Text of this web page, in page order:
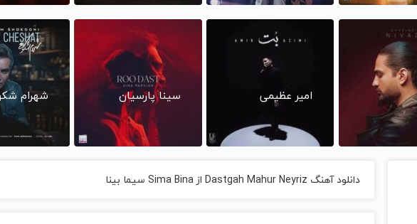
امیر عظیمی سینا پارسیان شهرام
دانلود آهنگ Dastgah Mahur Neyriz از Sima Bina سیما بینا